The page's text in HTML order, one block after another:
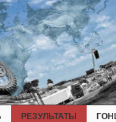
РЕЗУЛЬТАТЫ